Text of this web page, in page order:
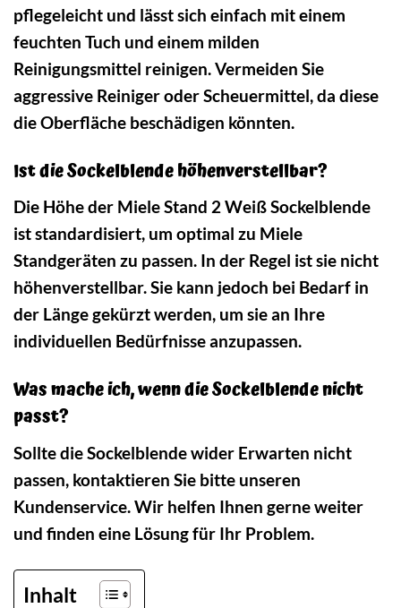
pflegeleicht und lässt sich einfach mit einem
feuchten Tuch und einem milden
Reinigungsmittel reinigen. Vermeiden Sie
aggressive Reiniger oder Scheuermittel, da diese
die Oberfläche beschädigen könnten.
Ist die Sockelblende höhenverstellbar?
Die Höhe der Miele Stand 2 Weiß Sockelblende
ist standardisiert, um optimal zu Miele
Standgeräten zu passen. In der Regel ist sie nicht
höhenverstellbar. Sie kann jedoch bei Bedarf in
der Länge gekürzt werden, um sie an Ihre
individuellen Bedürfnisse anzupassen.
Was mache ich, wenn die Sockelblende nicht
passt?
Sollte die Sockelblende wider Erwarten nicht
passen, kontaktieren Sie bitte unseren
Kundenservice. Wir helfen Ihnen gerne weiter
und finden eine Lösung für Ihr Problem.
Inhalt